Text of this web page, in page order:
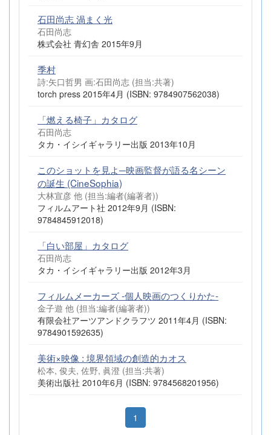
石田尚志 渦まく光
石田尚志
株式会社 青幻舎 2015年9月
季村
詩:矢口哲男 画:石田尚志 (担当:共著)
torch press 2015年4月 (ISBN: 9784907562038)
「燃える椅子」カタログ
石田尚志
タカ・イシイギャラリー出版 2013年10月
このショットを見よ─映画監督が語る名シーン
の誕生 (CineSophia)
大林宣彦 他 (担当:編者(編著者))
フィルムアート社 2012年9月 (ISBN:
9784845912018)
「白い部屋」カタログ
石田尚志
タカ・イシイギャラリー出版 2012年3月
フィルムメーカーズ -個人映画のつくりかた-
金子遊 他 (担当:編者(編著者))
有限会社アーツアンドクラフツ 2011年4月 (ISBN:
9784901592635)
美術×映像 : 境界領域の創造的カオス
松本, 俊夫, 佐野, 眞澄 (担当:共著)
美術出版社 2010年6月 (ISBN: 9784568201956)
1